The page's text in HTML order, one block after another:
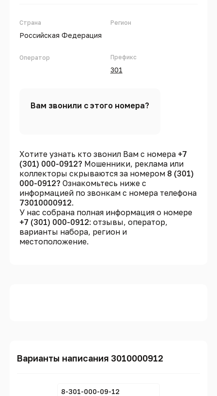
Страна
Российская Федерация
Оператор
Регион
Префикс
301
Вам звонили с этого номера?
Хотите узнать кто звонил Вам с номера +7
(301) 000-0912? Мошенники, реклама или
коллекторы скрываются за номером 8 (301)
000-0912? Ознакомьтесь ниже с
информацией по звонкам с номера телефона
73010000912.
У нас собрана полная информация о номере
+7 (301) 000-0912: отзывы, оператор,
варианты набора, регион и
местоположение.
Варианты написания 3010000912
8-301-000-09-12